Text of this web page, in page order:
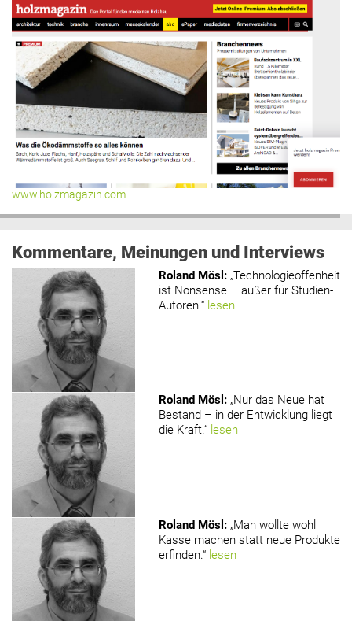
www.holzmagazin.com
Kommentare, Meinungen und Interviews
Roland Mösl : „Technologieoffenheit
ist Nonsense – außer für Studien-
Autoren.“ lesen
Roland Mösl : „Nur das Neue hat
Bestand – in der Entwicklung liegt
die Kraft.“ lesen
Roland Mösl : „Man wollte wohl
Kasse machen statt neue Produkte
erfinden.“ lesen